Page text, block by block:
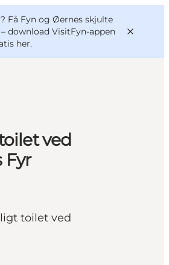
Få Fyn og Øernes skjulte
download VisitFyn-appen
her.
ved
toilet ved